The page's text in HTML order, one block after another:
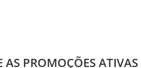
AS PROMOÇÕES ATIVAS